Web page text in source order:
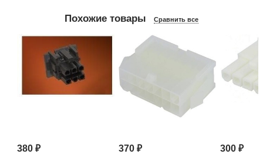
Похожие товары Сравнить все
380₽ 370₽ 300₽